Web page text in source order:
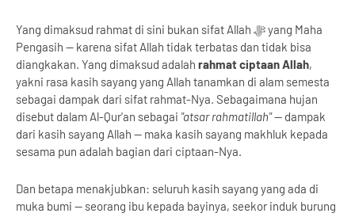
Yang dimaksud rahmat di sini bukan sifat Allah ﷻ yang Maha
Pengasih — karena sifat Allah tidak terbatas dan tidak bisa
diangkakan. Yang dimaksud adalah rahmat ciptaan Allah,
yakni rasa kasih sayang yang Allah tanamkan di alam semesta
sebagai dampak dari sifat rahmat-Nya. Sebagaimana hujan
disebut dalam Al-Qur'an sebagai "atsar rahmatillah"— dampak
dari kasih sayang Allah — maka kasih sayang makhluk kepada
sesama pun adalah bagian dari ciptaan-Nya.
Dan betapa menakjubkan: seluruh kasih sayang yang ada di
muka bumi — seorang ibu kepada bayinya, seekor induk burung